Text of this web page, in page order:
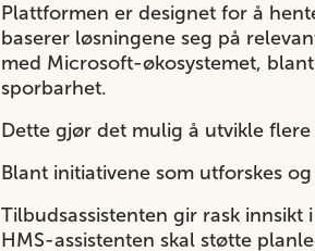
Plattformen er designet for å
baserer løsningene seg på
med Microsoft-økosystemet,
sporbarhet.
Dette gjør det mulig å utvikle
Blant initiativene som utforskes
Tilbudsassistenten gir rask
HMS-assistenten skal støtte